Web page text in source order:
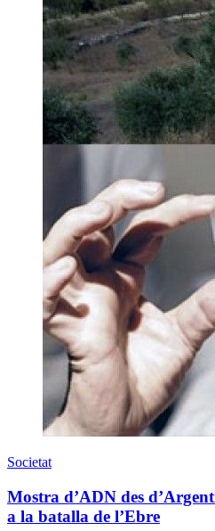
Societat
Mostra d’ADN des
a la batalla de l’Ebre